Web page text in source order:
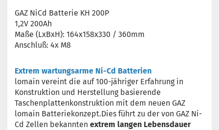
GAZ NiCd Batterie KH 200P
1,2V 200Ah
Maße (LxBxH): 164x158x330 / 360mm
Anschluß: 4x M8
Extrem wartungsarme Ni-Cd Batterien
lomain vereint die auf 100-jähriger Erfahrung in
Konstruktion und Herstellung basierende
Taschenplattenkonstruktion mit dem neuen GAZ
lomain Batteriekonzept.Dies führt zu der von GAZ Ni-
Cd Zellen bekannten extrem langen Lebensdauer